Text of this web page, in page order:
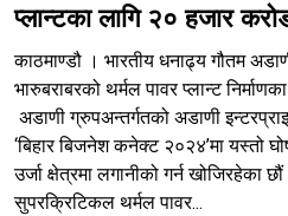
प्लान्टका लागि २० हजार
काठमाण्डौ । भारतीय धनाढ्य गौतम
भारुबराबरको थर्मल पावर प्लान्ट
अडाणी ग्रुपअन्तर्गतको अडाणी
‘बिहार बिजनेश कनेक्ट २०२४’मा यस्तो
उर्जा क्षेत्रमा लगानीको गर्न खोजिरहेका
सुपरक्रिटिकल थर्मल पावर...